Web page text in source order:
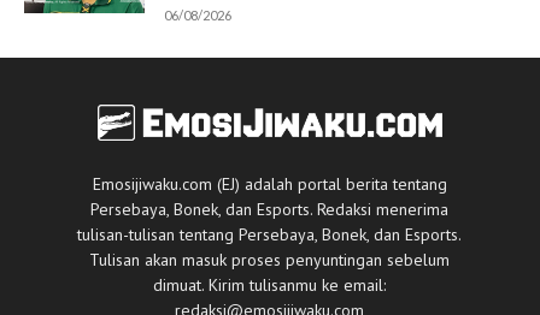
06/08/2026
Emosijiwaku.com (EJ) adalah portal berita tentang
Persebaya, Bonek, dan Esports. Redaksi menerima
tulisan-tulisan tentang Persebaya, Bonek, dan Esports.
Tulisan akan masuk proses penyuntingan sebelum
dimuat. Kirim tulisanmu ke email:
redaksi@emosijiwaku.com